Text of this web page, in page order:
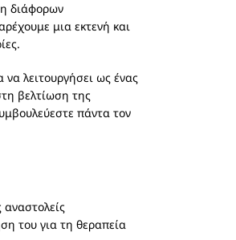
διάφορων
μια εκτενή και
λειτουργήσει ως ένας
βελτίωση της
πάντα τον
του για τη θεραπεία